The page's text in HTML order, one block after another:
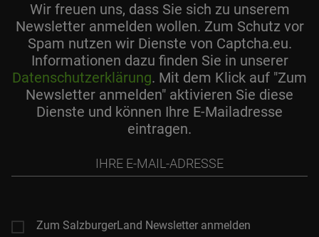
Wir freuen uns, dass Sie sich zu unserem
Newsletter anmelden wollen. Zum Schutz vor
Spam nutzen wir Dienste von Captcha.eu.
Informationen dazu finden Sie in unserer
Datenschutzerklärung. Mit dem Klick auf "Zum
Newsletter anmelden" aktivieren Sie diese
Dienste und können Ihre E-Mailadresse
eintragen.
Mail-
Zum SalzburgerLand Newsletter anmelden